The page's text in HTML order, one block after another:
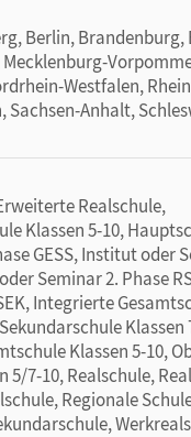
Berlin, Brandenburg,
Mecklenburg-
Westfalen,
Sachsen-Anhalt,
Realschule,
Klassen 5-10,
GESS, Institut oder
Seminar 2. Phase
Integrierte
Klassen
Klassen 5-10,
5/7-10, Realschule,
Regionale